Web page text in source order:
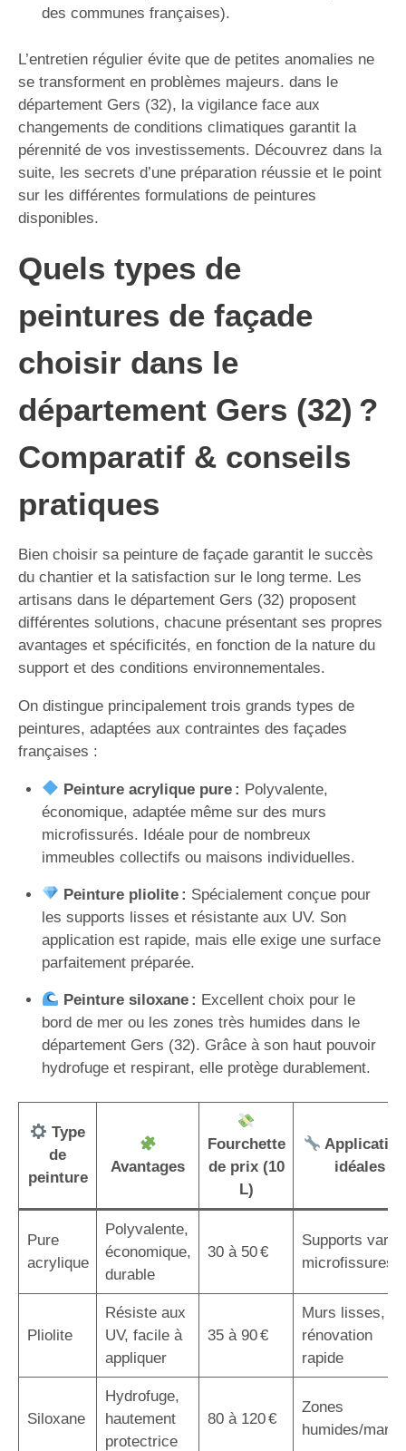
des communes françaises).
L’entretien régulier évite que de petites anomalies ne
se transforment en problèmes majeurs. dans le
département Gers (32), la vigilance face aux
changements de conditions climatiques garantit la
pérennité de vos investissements. Découvrez dans la
suite, les secrets d’une préparation réussie et le point
sur les différentes formulations de peintures
disponibles.
Quels types de
peintures de façade
choisir dans le
département Gers (32) ?
Comparatif & conseils
pratiques
Bien choisir sa peinture de façade garantit le succès
du chantier et la satisfaction sur le long terme. Les
artisans dans le département Gers (32) proposent
différentes solutions, chacune présentant ses propres
avantages et spécificités, en fonction de la nature du
support et des conditions environnementales.
On distingue principalement trois grands types de
peintures, adaptées aux contraintes des façades
françaises :
Peinture acrylique pure : Polyvalente,
économique, adaptée même sur des murs
microfissurés. Idéale pour de nombreux
immeubles collectifs ou maisons individuelles.
Peinture pliolite : Spécialement conçue pour
les supports lisses et résistante aux UV. Son
application est rapide, mais elle exige une surface
parfaitement préparée.
Peinture siloxane : Excellent choix pour le
bord de mer ou les zones très humides dans le
département Gers (32). Grâce à son haut pouvoir
hydrofuge et respirant, elle protège durablement.
Type
de
peinture
Avantages
Fourchette
de prix (10
L)
idéales
Pure
acrylique
Polyvalente,
économique,
durable
30 à 50 €
Supports
microfissures
Pliolite
Résiste aux
UV, facile à
appliquer
35 à 90 €
Murs lisses,
rénovation
rapide
Siloxane
Hydrofuge,
hautement
protectrice
80 à 120 €
Zones
humides/